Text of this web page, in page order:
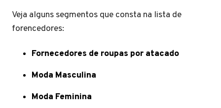
Veja alguns segmentos que consta na lista de
forencedores:
Fornecedores de roupas por atacado
Moda Masculina
Moda Feminina